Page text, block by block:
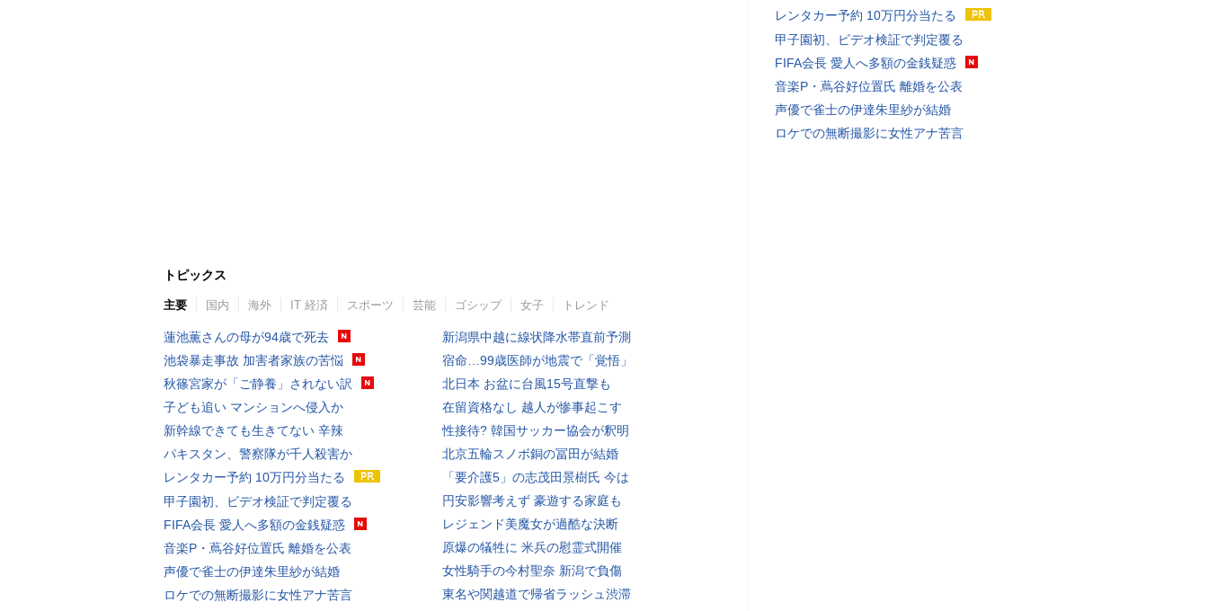
トピックス
主要 国内 海外 IT 経済 スポーツ 芸能 ゴシップ 女子 トレンド
蓮池薫さんの母が94歳で死去
池袋暴走事故 加害者家族の苦悩
秋篠宮家が「ご静養」されない訳
子ども追い マンションへ侵入か
新幹線できても生きてない 辛辣
パキスタン、警察隊が千人殺害か
レンタカー予約 10万円分当たる
甲子園初、ビデオ検証で判定覆る
FIFA会長 愛人へ多額の金銭疑惑
音楽P・蔦谷好位置氏 離婚を公表
声優で雀士の伊達朱里紗が結婚
ロケでの無断撮影に女性アナ苦言
新潟県中越に線状降水帯直前予測
宿命…99歳医師が地震で「覚悟」
北日本 お盆に台風15号直撃も
在留資格なし 越人が惨事起こす
性接待? 韓国サッカー協会が釈明
北京五輪スノボ銅の冨田が結婚
「要介護5」の志茂田景樹氏 今は
円安影響考えず 豪遊する家庭も
レジェンド美魔女が過酷な決断
原爆の犠牲に 米兵の慰霊式開催
女性騎手の今村聖奈 新潟で負傷
東名や関越道で帰省ラッシュ渋滞
レンタカー予約 10万円分当たる
甲子園初、ビデオ検証で判定覆る
FIFA会長 愛人へ多額の金銭疑惑
音楽P・蔦谷好位置氏 離婚を公表
声優で雀士の伊達朱里紗が結婚
ロケでの無断撮影に女性アナ苦言